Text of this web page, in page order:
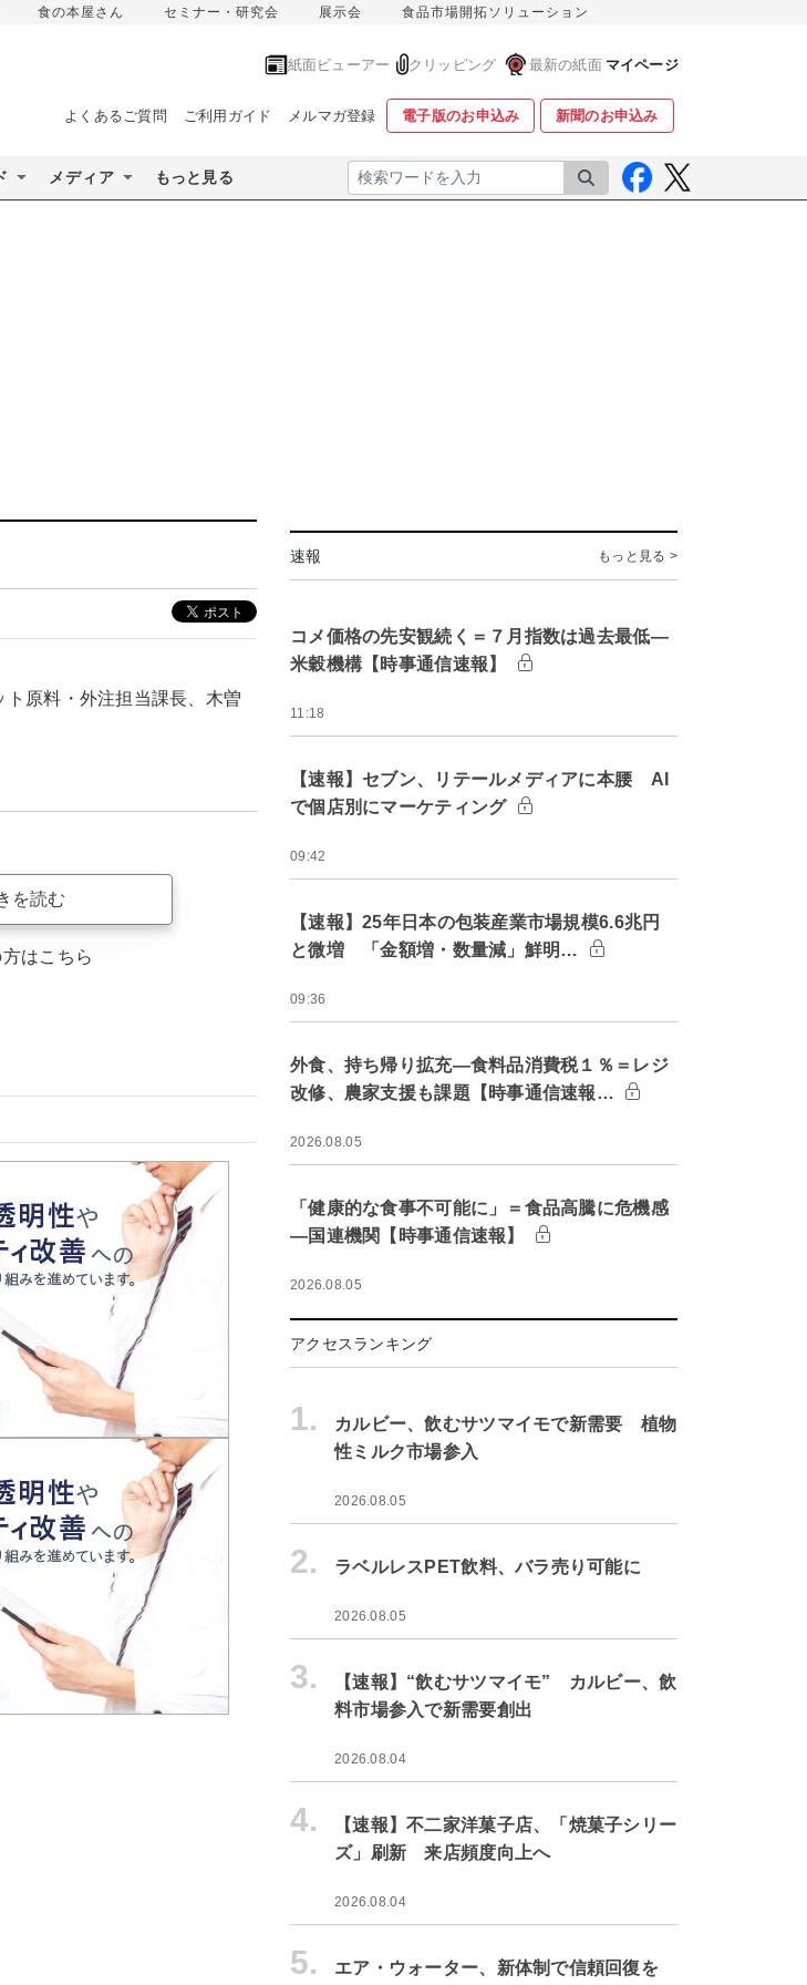
食の本屋さん セミナー・研究会 展示会 食品市場開拓ソリューション
紙面ビューアー クリッピング 最新の紙面 マイページ
よくあるご質問 ご利用ガイド メルマガ登録 電子版のお申込み 新聞のお申込み
メディア もっと見る 検索
原料・外注担当課長、木曽
を読む
はこちら
速報 もっと見る >
コメ価格の先安観続く＝７月指数は過去最低―
米穀機構【時事通信速報】
11:18
【速報】セブン、リテールメディアに本腰 AI
で個店別にマーケティング
09:42
【速報】25年日本の包装産業市場規模6.6兆円
と微増 「金額増・数量減」鮮明…
09:36
外食、持ち帰り拡充―食料品消費税１％＝レジ
改修、農家支援も課題【時事通信速報…
2026.08.05
「健康的な食事不可能に」＝食品高騰に危機感
―国連機関【時事通信速報】
2026.08.05
アクセスランキング
1.
カルビー、飲むサツマイモで新需要 植物
性ミルク市場参入
2026.08.05
2. ラベルレスPET飲料、バラ売り可能に
2026.08.05
3.
【速報】“飲むサツマイモ” カルビー、飲
料市場参入で新需要創出
2026.08.04
4.
【速報】不二家洋菓子店、「焼菓子シリー
ズ」刷新 来店頻度向上へ
2026.08.04
5. エア・ウォーター、新体制で信頼回復を